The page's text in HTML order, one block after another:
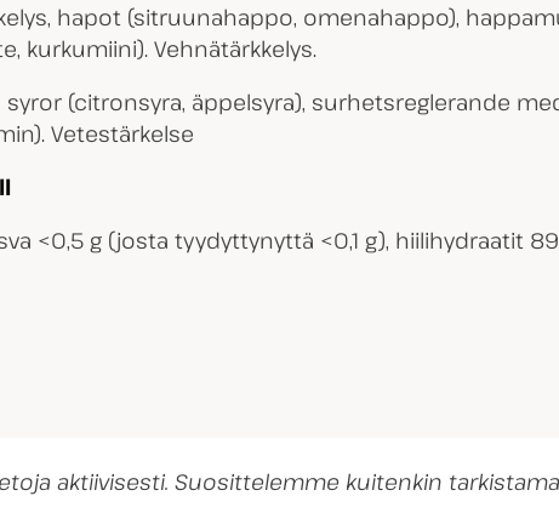
hapot (sitruunahappo, omenahappo),
kurkumiini). Vehnätärkkelys.
syror (citronsyra, äppelsyra), surhetsreglerande
Vetestärkelse
<0,5 g (josta tyydyttynyttä <0,1 g), hiilihydraatit
aktiivisesti. Suosittelemme kuitenkin